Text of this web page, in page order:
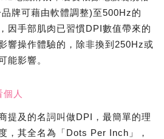
牌可藉由軟體調整)至500Hz的
因手部肌肉已習慣DPI數值帶來的
響操作體驗的，除非換到250Hz或
能影響。
人
提及的名詞叫做DPI，最簡單的理
，其全名為「Dots Per Inch」，